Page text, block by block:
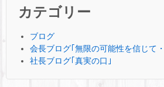
カテゴリー
ブログ
会長ブログ｢無限の可能性を信じて
社長ブログ｢真実の口｣